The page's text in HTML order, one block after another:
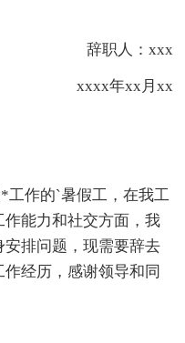
辞职人：xxx
xxxx年xx月xx
作的`暑假工，在我工
能力和社交方面，我
排问题，现需要辞去
经历，感谢领导和同